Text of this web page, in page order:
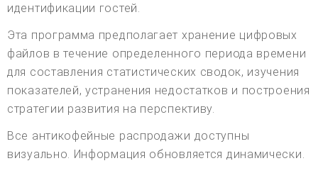
идентификации гостей.
Эта программа предполагает хранение цифровых
файлов в течение определенного периода времени
для составления статистических сводок, изучения
показателей, устранения недостатков и построения
стратегии развития на перспективу.
Все антикофейные распродажи доступны
визуально. Информация обновляется динамически.